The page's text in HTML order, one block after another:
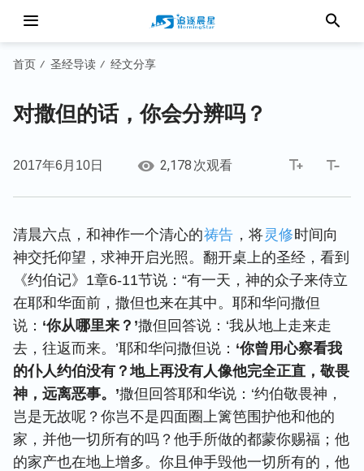
首页 / 圣经导读 / 经文分享
对撒但的话，你会分辨吗？
2017年6月10日 2,178 次观看
清晨六点，和神作一个清心的祷告 ，将灵修时间向
神交托仰望，求神开启光照。翻开桌上的圣经，看到
《约伯记》1章6-11节说：“有一天，神的众子来侍立
在耶和华面前，撒但也来在其中。耶和华问撒但
说： ‘你从哪里来？’撒但回答说：‘我从地上走来走
去，往返而来。’耶和华问撒但说： ‘你曾用心察看我
的仆人约伯没有？地上再没有人像他完全正直，敬畏
神，远离恶事。’撒但回答耶和华说：‘约伯敬畏神，
岂是无故呢？你岂不是四面圈上篱笆围护他和他的
家，并他一切所有的吗？他手所做的都蒙你赐福；他
的家产也在地上增多。你且伸手毁他一切所有的，他